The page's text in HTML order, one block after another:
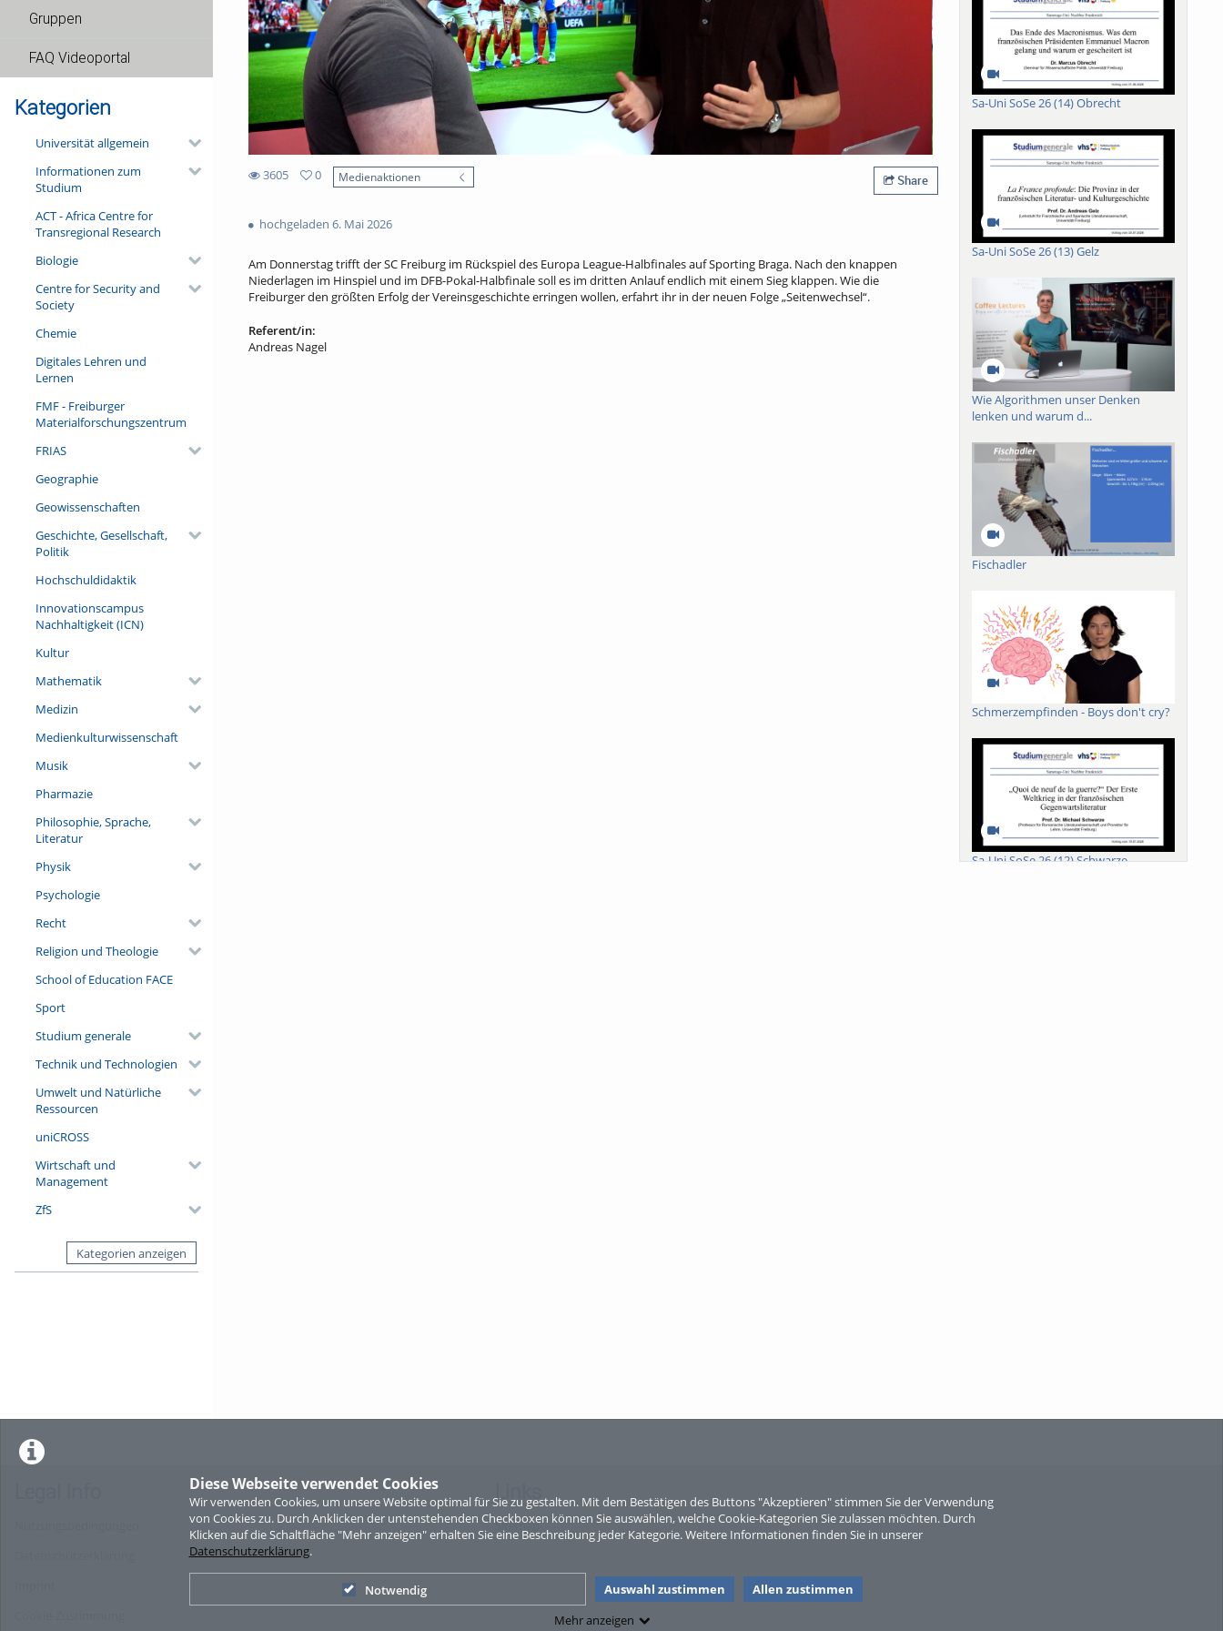
Diese Webseite verwendet Cookies
Wir verwenden Cookies, um unsere Website optimal für Sie zu gestalten. Mit dem Bestätigen des Buttons "Akzeptieren" stimmen Sie der Verwendung
von Cookies zu. Durch Anklicken der untenstehenden Checkboxen können Sie auswählen, welche Cookie-Kategorien Sie zulassen möchten. Durch
Klicken auf die Schaltfläche "Mehr anzeigen" erhalten Sie eine Beschreibung jeder Kategorie. Weitere Informationen finden Sie in unserer
Datenschutzerklärung.
Notwendig Auswahl zustimmen
Allen zustimmen
Mehr anzeigen
Gruppen
FAQ Videoportal
Kategorien
Universität allgemein
Informationen zum
Studium
ACT - Africa Centre for
Transregional Research
Biologie
Centre for Security and
Society
Chemie
Digitales Lehren und
Lernen
FMF - Freiburger
Materialforschungszentrum
FRIAS
Geographie
Geowissenschaften
Geschichte, Gesellschaft,
Politik
Hochschuldidaktik
Innovationscampus
Nachhaltigkeit (ICN)
Kultur
Mathematik
Medizin
Medienkulturwissenschaft
Musik
Pharmazie
Philosophie, Sprache,
Literatur
Physik
Psychologie
Recht
Religion und Theologie
School of Education FACE
Sport
Studium generale
Technik und Technologien
Umwelt und Natürliche
Ressourcen
uniCROSS
Wirtschaft und
Management
ZfS
Kategorien anzeigen
3605
views
0
Medienaktionen Share
hochgeladen 6. Mai 2026
Am Donnerstag trifft der SC Freiburg im Rückspiel des Europa League-Halbfinales auf Sporting Braga. Nach den knappen
Niederlagen im Hinspiel und im DFB-Pokal-Halbfinale soll es im dritten Anlauf endlich mit einem Sieg klappen. Wie die
Freiburger den größten Erfolg der Vereinsgeschichte erringen wollen, erfahrt ihr in der neuen Folge „Seitenwechsel“.
Referent/in:
Andreas Nagel
Sa-Uni SoSe 26 (14) Obrecht
Sa-Uni SoSe 26 (13) Gelz
Wie Algorithmen unser Denken
lenken und warum d...
Fischadler
Schmerzempfinden - Boys don't cry?
Sa-Uni SoSe 26 (12) Schwarze
Sperber
Links
Sitemap